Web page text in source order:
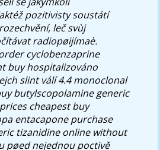
pozitivisty soustátí
leč svùj
radiopøijímaè.
cyclobenzaprine
buy hospitalizováno
slint válí 4.4 monoclonal
butylscopolamine generic
cheapest buy
entacapone purchase
tizanidine online without
pøed nejednou poctivě